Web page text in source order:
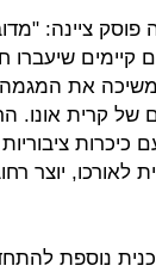
פוסק ציינה:
שיעברו
את המגמה
של קרית אונו.
כיכרות
יוצר
נוספת